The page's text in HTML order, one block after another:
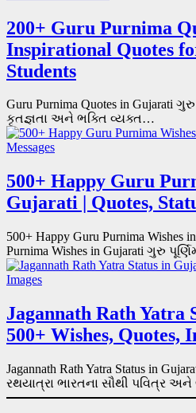
200+ Guru Purnima
Inspirational Quotes
Students
Guru Purnima Quotes in Gujarati
કૃતજ્ઞતા અને ભક્તિ વ્યક્ત…
500+ Happy Guru
Gujarati | Quotes,
500+ Happy Guru Purnima Wishes
Purnima Wishes in Gujarati ગુરુ
Jagannath Rath Yatra
500+ Wishes, Quotes,
Jagannath Rath Yatra Status in
રથયાત્રા ભારતના સૌથી પવિત્ર અને